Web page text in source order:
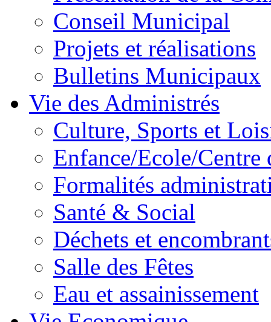
Conseil Municipal
Projets et réalisations
Bulletins Municipaux
Vie des Administrés
Culture, Sports et
Enfance/Ecole/Centre
Formalités
Santé & Social
Déchets et
Salle des Fêtes
Eau et assainissement